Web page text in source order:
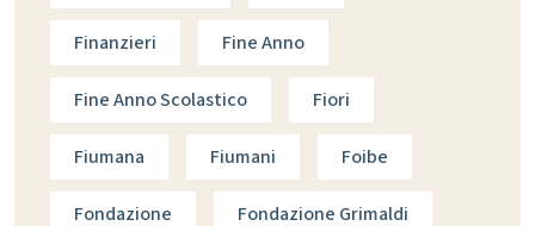
Finanzieri Fine Anno
Fine Anno Scolastico Fiori
Fiumana Fiumani Foibe
Fondazione Fondazione Grimaldi